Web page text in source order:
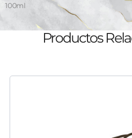
100ml
Productos